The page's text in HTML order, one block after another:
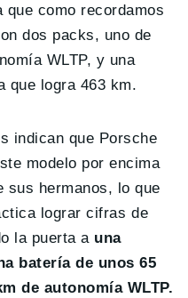
que como recordamos
dos packs, uno de
WLTP, y una
que logra 463 km.
indican que Porsche
modelo por encima
sus hermanos, lo que
lograr cifras de
la puerta a una
batería de unos 65
de autonomía WLTP.